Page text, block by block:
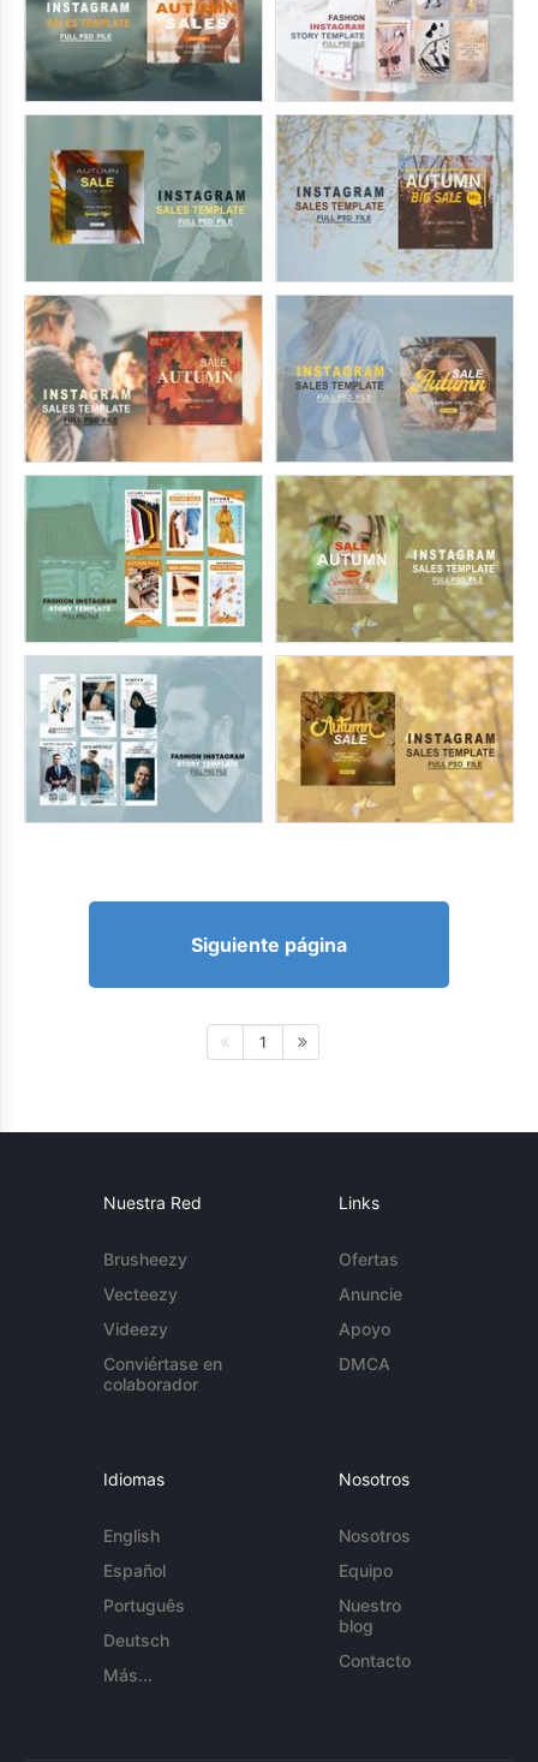
Siguiente página
1
Nuestra Red
Brusheezy
Vecteezy
Videezy
Conviértase en
colaborador
Links
Ofertas
Anuncie
Apoyo
DMCA
Idiomas
English
Español
Português
Deutsch
Más...
Nosotros
Nosotros
Equipo
Nuestro
blog
Contacto